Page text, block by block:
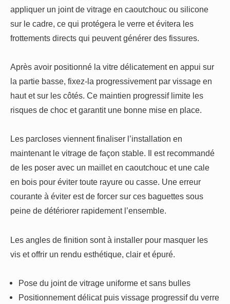
appliquer un joint de vitrage en caoutchouc ou silicone
sur le cadre, ce qui protégera le verre et évitera les
frottements directs qui peuvent générer des fissures.
Après avoir positionné la vitre délicatement en appui sur
la partie basse, fixez-la progressivement par vissage en
haut et sur les côtés. Ce maintien progressif limite les
risques de choc et garantit une bonne mise en place.
Les parcloses viennent finaliser l’installation en
maintenant le vitrage de façon stable. Il est recommandé
de les poser avec un maillet en caoutchouc et une cale
en bois pour éviter toute rayure ou casse. Une erreur
courante à éviter est de forcer sur ces baguettes sous
peine de détériorer rapidement l’ensemble.
Les angles de finition sont à installer pour masquer les
vis et offrir un rendu esthétique, clair et épuré.
Pose du joint de vitrage uniforme et sans bulles
Positionnement délicat puis vissage progressif du verre